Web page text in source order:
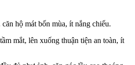
hộ mát bốn mùa, ít nắng chiếu.
mắt, lên xuống thuận tiện an toàn, ít